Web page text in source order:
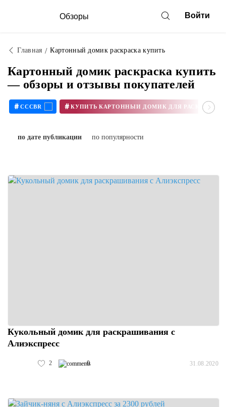
Обзоры Войти
Главная Картонный домик раскраска купить
Картонный домик раскраска купить
— обзоры и отзывы покупателей
# CCCBR #
по дате публикации по популярности
Кукольный домик для раскрашивания с
Алиэкспресс
2 0 31.08.2020